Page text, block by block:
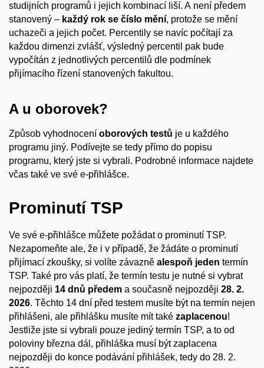
studijních programů i jejich kombinací liší. A není předem
stanovený – každý rok se číslo mění, protože se mění
uchazeči a jejich počet. Percentily se navíc počítají za
každou dimenzi zvlášť, výsledný percentil pak bude
vypočítán z jednotlivých percentilů dle podmínek
přijímacího řízení stanovených fakultou.
A u oborovek?
Způsob vyhodnocení oborových testů je u každého
programu jiný. Podívejte se tedy přímo do popisu
programu, který jste si vybrali. Podrobné informace najdete
včas také ve své e-přihlášce.
Prominutí TSP
Ve své e-přihlášce můžete požádat o prominutí TSP.
Nezapomeňte ale, že i v případě, že žádáte o prominutí
přijímací zkoušky, si volíte závazně alespoň jeden termín
TSP. Také pro vás platí, že termín testu je nutné si vybrat
nejpozději 14 dnů předem a současně nejpozději 28. 2.
2026. Těchto 14 dní před testem musíte být na termín nejen
přihlášeni, ale přihlášku musíte mít také zaplacenou!
Jestliže jste si vybrali pouze jediný termín TSP, a to od
poloviny března dál, přihláška musí být zaplacena
nejpozději do konce podávání přihlášek, tedy do 28. 2.